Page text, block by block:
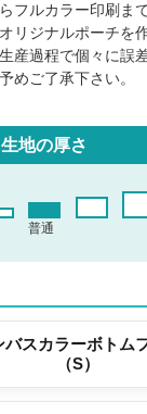
フルカラー印刷ま
リジナルポーチを
産過程で個々に誤
めご了承下さい。
生地の厚さ
普通
バスカラーボトム
（S）